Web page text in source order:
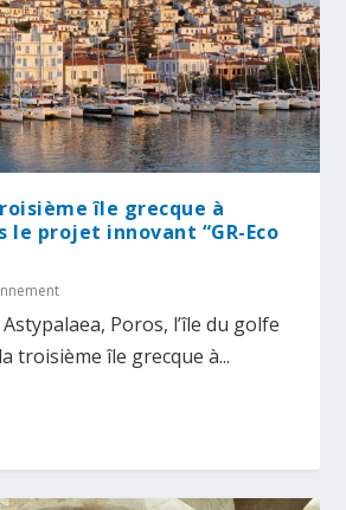
île grecque à
le projet innovant “GR-Eco
Poros, l’île du golfe
troisième île grecque à...